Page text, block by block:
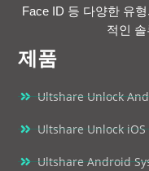
Face ID 등 다양한 유
적인
제품
Ultshare Unlock
Ultshare Unlock iOS
Ultshare Android